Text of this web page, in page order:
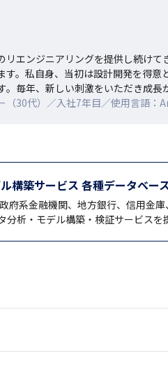
エンジニアリングを提供し続け
す。私自身、当初は設計開発を得
毎年、新しい刺激をいただき成長
（30代）／入社7年目／使用言語：
構築サービス 各種データベー
府系金融機関、地方銀行、信用金
析・モデル構築・検証サービスを